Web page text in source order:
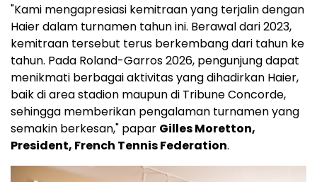
"Kami mengapresiasi kemitraan yang terjalin dengan
Haier dalam turnamen tahun ini. Berawal dari 2023,
kemitraan tersebut terus berkembang dari tahun ke
tahun. Pada Roland-Garros 2026, pengunjung dapat
menikmati berbagai aktivitas yang dihadirkan Haier,
baik di area stadion maupun di Tribune Concorde,
sehingga memberikan pengalaman turnamen yang
semakin berkesan," papar Gilles Moretton,
President, French Tennis Federation.